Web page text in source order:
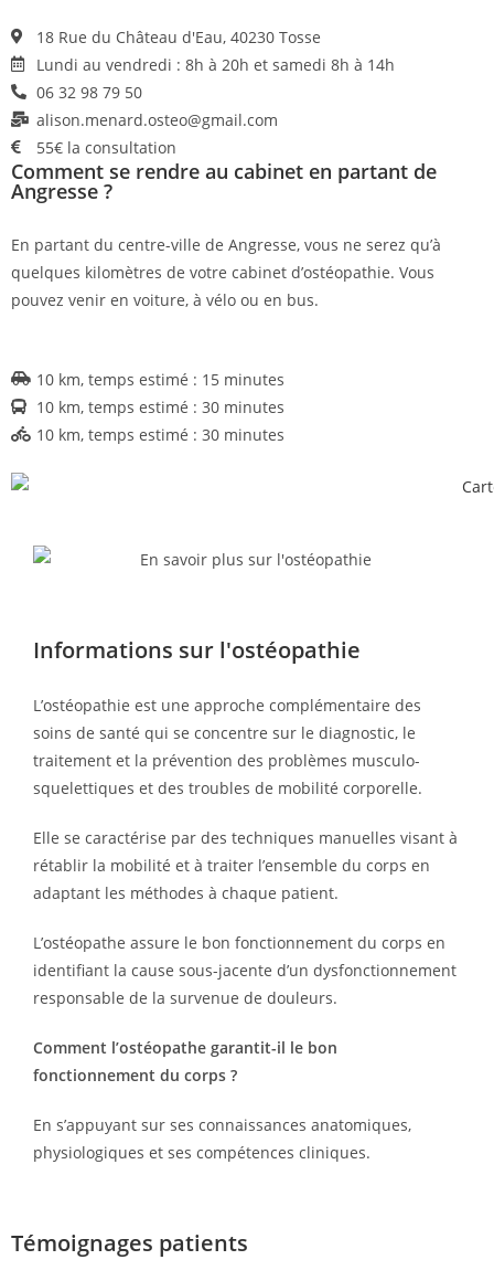
18 Rue du Château d'Eau, 40230 Tosse
Lundi au vendredi : 8h à 20h et samedi 8h à 14h
06 32 98 79 50
alison.menard.osteo@gmail.com
55€ la consultation
Comment se rendre au cabinet en partant de
Angresse ?
En partant du centre-ville de Angresse, vous ne serez qu’à
quelques kilomètres de votre cabinet d’ostéopathie. Vous
pouvez venir en voiture, à vélo ou en bus.
10 km, temps estimé : 15 minutes
10 km, temps estimé : 30 minutes
10 km, temps estimé : 30 minutes
Informations sur l'ostéopathie
L’ostéopathie est une approche complémentaire des
soins de santé qui se concentre sur le diagnostic, le
traitement et la prévention des problèmes musculo-
squelettiques et des troubles de mobilité corporelle.
Elle se caractérise par des techniques manuelles visant à
rétablir la mobilité et à traiter l’ensemble du corps en
adaptant les méthodes à chaque patient.
L’ostéopathe assure le bon fonctionnement du corps en
identifiant la cause sous-jacente d’un dysfonctionnement
responsable de la survenue de douleurs.
Comment l’ostéopathe garantit-il le bon
fonctionnement du corps ?
En s’appuyant sur ses connaissances anatomiques,
physiologiques et ses compétences cliniques.
Témoignages patients